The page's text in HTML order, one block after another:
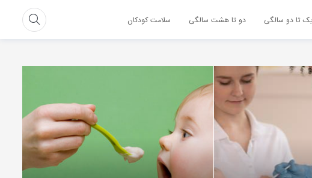
یک تا دو سالگی دو تا هشت سالگی سلامت کودکان